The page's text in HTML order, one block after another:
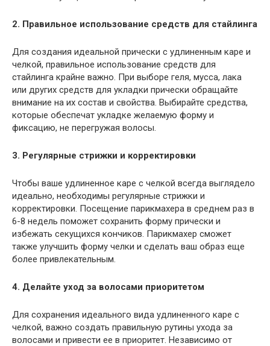
2. Правильное использование средств для стайлинга
Для создания идеальной прически с удлиненным каре и
челкой, правильное использование средств для
стайлинга крайне важно. При выборе геля, мусса, лака
или других средств для укладки прически обращайте
внимание на их состав и свойства. Выбирайте средства,
которые обеспечат укладке желаемую форму и
фиксацию, не перегружая волосы.
3. Регулярные стрижки и корректировки
Чтобы ваше удлиненное каре с челкой всегда выглядело
идеально, необходимы регулярные стрижки и
корректировки. Посещение парикмахера в среднем раз в
6-8 недель поможет сохранить форму прически и
избежать секущихся кончиков. Парикмахер сможет
также улучшить форму челки и сделать ваш образ еще
более привлекательным.
4. Делайте уход за волосами приоритетом
Для сохранения идеального вида удлиненного каре с
челкой, важно создать правильную рутины ухода за
волосами и привести ее в приоритет. Независимо от